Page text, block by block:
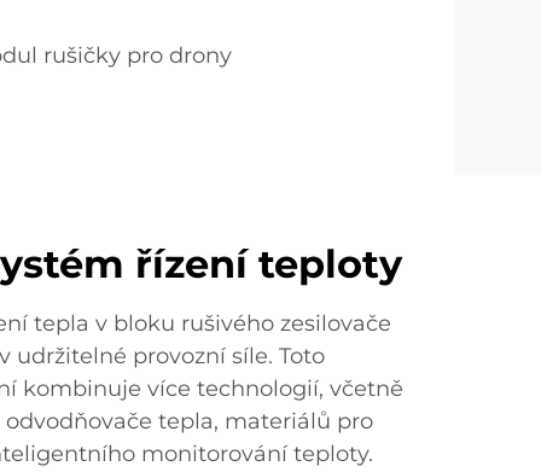
rušičky pro drony
řízení teploty
tepla v bloku rušivého zesilovače
udržitelné provozní síle. Toto
kombinuje více technologií, včetně
tepla, materiálů pro
monitorování teploty.